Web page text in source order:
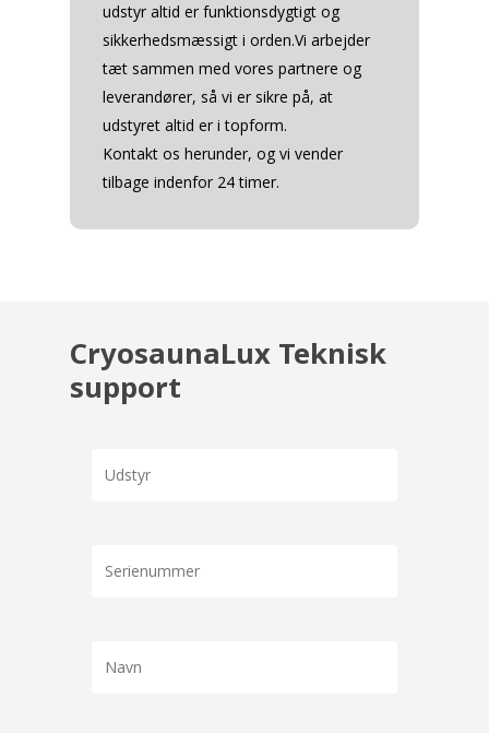
udstyr altid er funktionsdygtigt og
sikkerhedsmæssigt i orden.Vi arbejder
tæt sammen med vores partnere og
leverandører, så vi er sikre på, at
udstyret altid er i topform.
Kontakt os herunder, og vi vender
tilbage indenfor 24 timer.
CryosaunaLux Teknisk
support